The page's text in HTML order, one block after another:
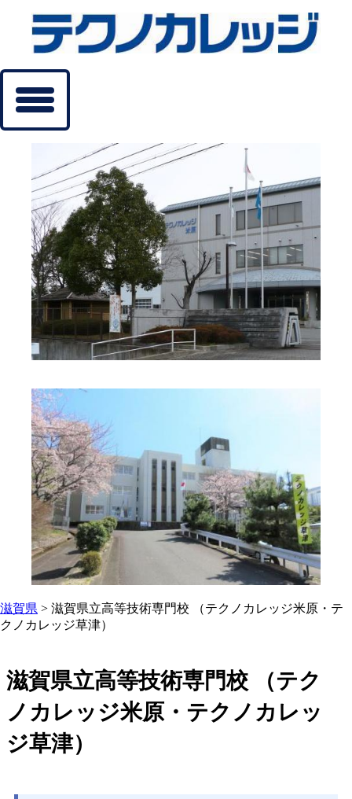
滋賀県 > 滋賀県立高等技術専門校 （テクノカレッジ米原・テ
クノカレッジ草津）
滋賀県立高等技術専門校 （テク
ノカレッジ米原・テクノカレッ
ジ草津）